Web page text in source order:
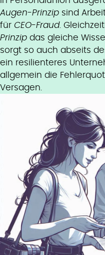
Augen-Prinzip sind
für CEO-Fraud.
Prinzip das gleiche
sorgt so auch abseits
ein resilienteres
allgemein die
Versagen.